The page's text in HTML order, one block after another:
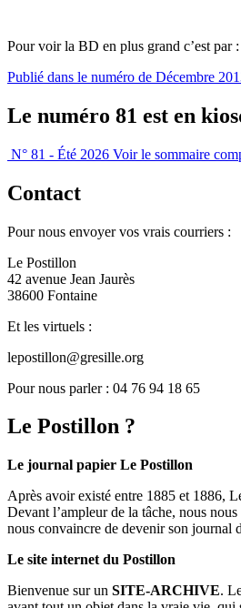
Pour voir la BD en plus grand c’est par :
Publié dans le numéro de Décembre
Le numéro 81 est en
N° 81 - Été 2026 Voir le sommaire
Contact
Pour nous envoyer vos vrais courriers :
Le Postillon
42 avenue Jean Jaurès
38600 Fontaine
Et les virtuels :
lepostillon@gresille.org
Pour nous parler : 04 76 94 18 65
Le Postillon ?
Le journal papier Le Postillon
Après avoir existé entre 1885 et 1886,
Devant l’ampleur de la tâche, nous
nous convaincre de devenir son journal
Le site internet du Postillon
Bienvenue sur un SITE-ARCHIVE.